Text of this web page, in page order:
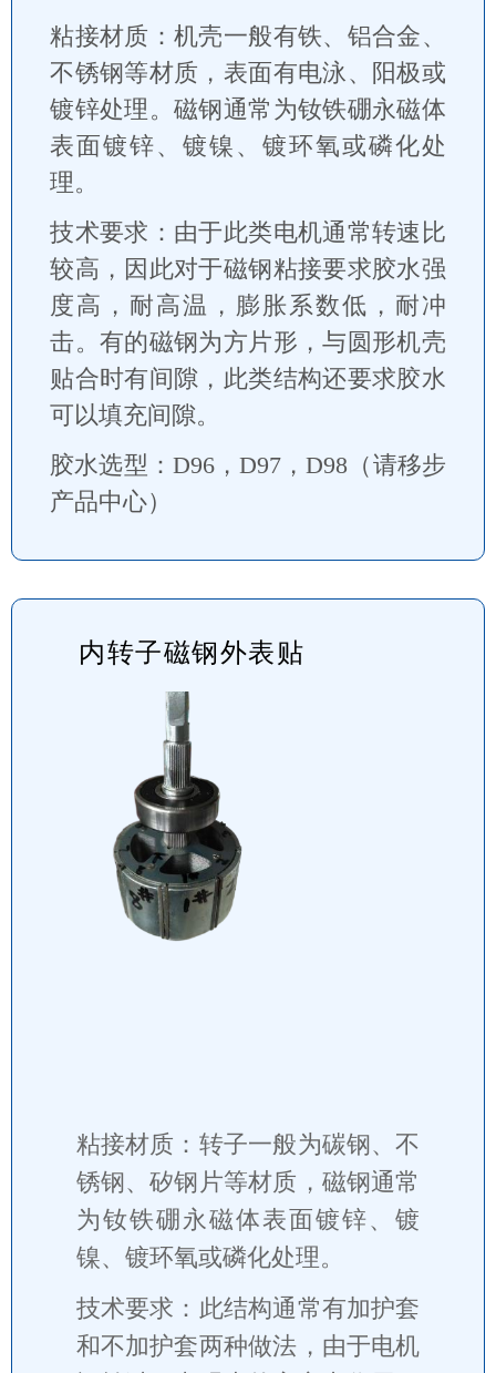
粘接材质：机壳一般有铁、铝合金、
不锈钢等材质，表面有电泳、阳极或
镀锌处理。磁钢通常为钕铁硼永磁体
表面镀锌、镀镍、镀环氧或磷化处
理。
技术要求：由于此类电机通常转速比
较高，因此对于磁钢粘接要求胶水强
度高，耐高温，膨胀系数低，耐冲
击。有的磁钢为方片形，与圆形机壳
贴合时有间隙，此类结构还要求胶水
可以填充间隙。
胶水选型：D96，D97，D98（请移步
产品中心）
内转子磁钢外表贴
粘接材质：转子一般为碳钢、不
锈钢、矽钢片等材质，磁钢通常
为钕铁硼永磁体表面镀锌、镀
镍、镀环氧或磷化处理。
技术要求：此结构通常有加护套
和不加护套两种做法，由于电机